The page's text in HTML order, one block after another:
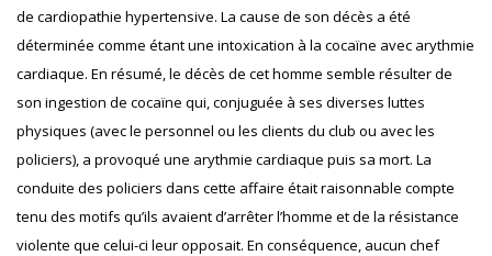
de cardiopathie hypertensive. La cause de son décès a été
déterminée comme étant une intoxication à la cocaïne avec arythmie
cardiaque. En résumé, le décès de cet homme semble résulter de
son ingestion de cocaïne qui, conjuguée à ses diverses luttes
physiques (avec le personnel ou les clients du club ou avec les
policiers), a provoqué une arythmie cardiaque puis sa mort. La
conduite des policiers dans cette affaire était raisonnable compte
tenu des motifs qu’ils avaient d’arrêter l’homme et de la résistance
violente que celui-ci leur opposait. En conséquence, aucun chef